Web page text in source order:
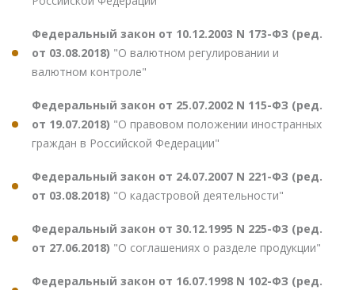
Федеральный закон от 10.12.2003 N 173-ФЗ (ред.
от 03.08.2018) "О валютном регулировании и
валютном контроле"
Федеральный закон от 25.07.2002 N 115-ФЗ (ред.
от 19.07.2018) "О правовом положении иностранных
граждан в Российской Федерации"
Федеральный закон от 24.07.2007 N 221-ФЗ (ред.
от 03.08.2018) "О кадастровой деятельности"
Федеральный закон от 30.12.1995 N 225-ФЗ (ред.
от 27.06.2018) "О соглашениях о разделе продукции"
Федеральный закон от 16.07.1998 N 102-ФЗ (ред.